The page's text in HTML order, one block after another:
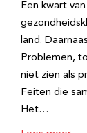
Een kwart
land.
Problemen,
niet zien als
Feiten die
Het…